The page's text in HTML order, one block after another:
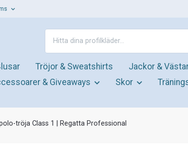
Tröjor & Sweatshirts Jackor &
& Giveaways Skor
tröja Class 1 | Regatta Professional